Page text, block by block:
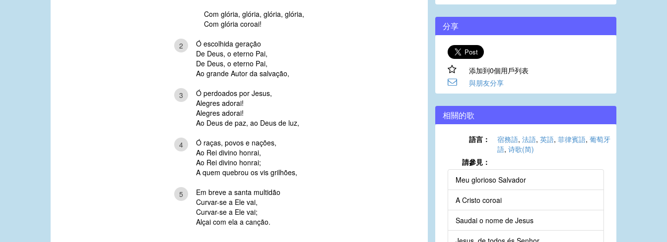
Com glória, glória, glória, glória,
Com glória coroai!
2
Ó escolhida geração
De Deus, o eterno Pai,
De Deus, o eterno Pai,
Ao grande Autor da salvação,
3
Ó perdoados por Jesus,
Alegres adorai!
Alegres adorai!
Ao Deus de paz, ao Deus de luz,
4
Ó raças, povos e nações,
Ao Rei divino honrai,
Ao Rei divino honrai;
A quem quebrou os vis grilhões,
5
Em breve a santa multidão
Curvar-se a Ele vai,
Curvar-se a Ele vai;
Alçai com ela a canção.
分享
添加到0個用戶列表
與朋友分享
相關的歌
語言： 宿務語, 法語, 英語, 菲律賓語, 葡萄牙
語, 诗歌(简)
請參見：
Meu glorioso Salvador
A Cristo coroai
Saudai o nome de Jesus